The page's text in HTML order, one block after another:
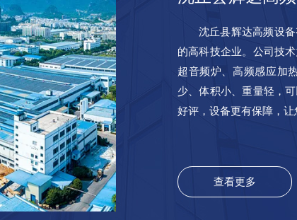
沈丘县辉达高频设
的高科技企业。公司技
超音频炉、高频感应加
少、体积小、重量轻，
好评，设备更有保障，
查看更多